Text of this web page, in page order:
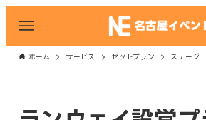
ホーム サービス セットプラン ステージ